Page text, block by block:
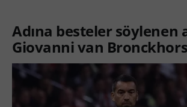
Adına besteler söylenen
Giovanni van